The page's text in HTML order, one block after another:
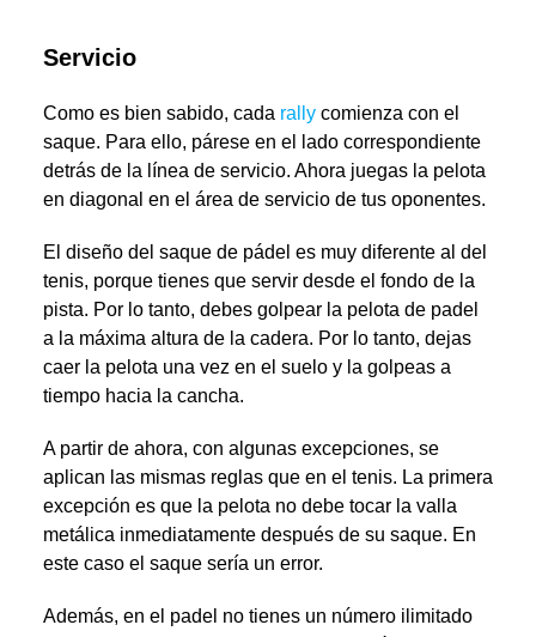
Servicio
Como es bien sabido, cada rallycomienza con el
saque. Para ello, párese en el lado correspondiente
detrás de la línea de servicio. Ahora juegas la pelota
en diagonal en el área de servicio de tus oponentes.
El diseño del saque de pádel es muy diferente al del
tenis, porque tienes que servir desde el fondo de la
pista. Por lo tanto, debes golpear la pelota de padel
a la máxima altura de la cadera. Por lo tanto, dejas
caer la pelota una vez en el suelo y la golpeas a
tiempo hacia la cancha.
A partir de ahora, con algunas excepciones, se
aplican las mismas reglas que en el tenis. La primera
excepción es que la pelota no debe tocar la valla
metálica inmediatamente después de su saque. En
este caso el saque sería un error.
Además, en el padel no tienes un número ilimitado